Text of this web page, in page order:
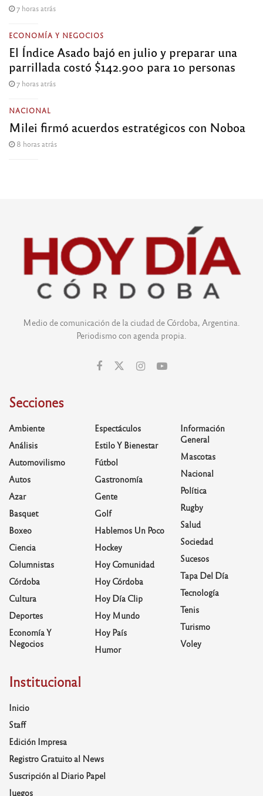
7 horas atrás
ECONOMÍA Y NEGOCIOS
El Índice Asado bajó en julio y preparar una
parrillada costó $142.900 para 10 personas
7 horas atrás
NACIONAL
Milei firmó acuerdos estratégicos con Noboa
8 horas atrás
Medio de comunicación de la ciudad de Córdoba, Argentina.
Periodismo con agenda propia.
Secciones
Ambiente
Análisis
Automovilismo
Autos
Azar
Basquet
Boxeo
Ciencia
Columnistas
Córdoba
Cultura
Deportes
Economía Y
Negocios
Espectáculos
Estilo Y Bienestar
Fútbol
Gastronomía
Gente
Golf
Hablemos Un Poco
Hockey
Hoy Comunidad
Hoy Córdoba
Hoy Día Clip
Hoy Mundo
Hoy País
Humor
Información
General
Mascotas
Nacional
Política
Rugby
Salud
Sociedad
Sucesos
Tapa Del Día
Tecnología
Tenis
Turismo
Voley
Institucional
Inicio
Staff
Edición Impresa
Registro Gratuito al News
Suscripción al Diario Papel
Juegos